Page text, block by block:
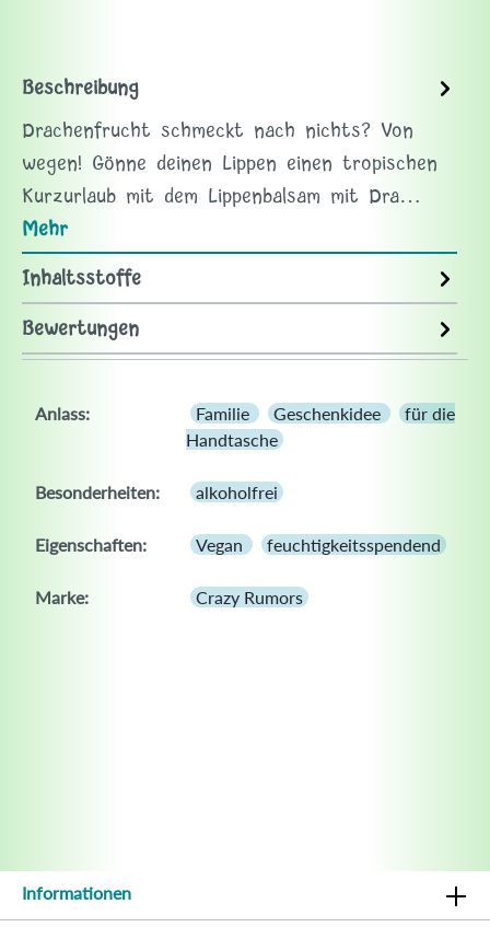
Beschreibung
Drachenfrucht schmeckt nach nichts? Von
wegen! Gönne deinen Lippen einen tropischen
Kurzurlaub mit dem Lippenbalsam mit Dra…
Mehr
Inhaltsstoffe
Bewertungen
Anlass: Familie Geschenkidee
für die
Handtasche
Besonderheiten: alkoholfrei
Eigenschaften: Vegan feuchtigkeitsspendend
Marke: Crazy Rumors
Informationen